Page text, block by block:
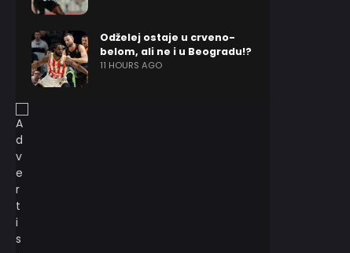
Odželej ostaje u crveno-
belom, ali ne i u Beogradu!?
11 HOURS AGO